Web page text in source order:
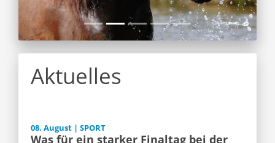
Aktuelles
08. August | SPORT
Was für ein starker Finaltag bei der